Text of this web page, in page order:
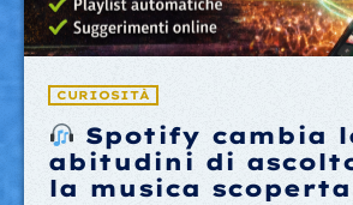
CURIOSITÀ
Spotify cambia
abitudini di
la musica